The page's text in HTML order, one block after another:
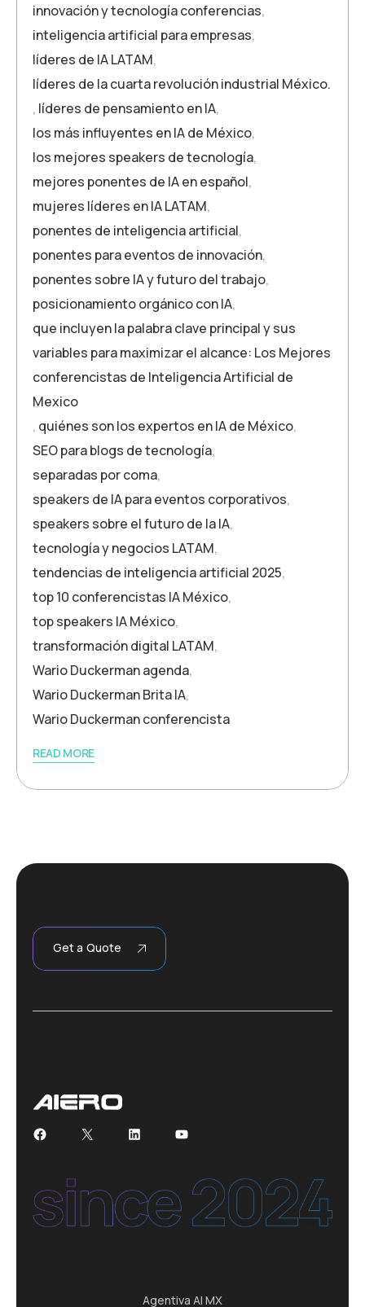
innovación y tecnología conferencias,
inteligencia artificial para empresas,
líderes de IA LATAM,
líderes de la cuarta revolución industrial México.
, líderes de pensamiento en IA,
los más influyentes en IA de México,
los mejores speakers de tecnología,
mejores ponentes de IA en español,
mujeres líderes en IA LATAM,
ponentes de inteligencia artificial,
ponentes para eventos de innovación,
ponentes sobre IA y futuro del trabajo,
posicionamiento orgánico con IA,
que incluyen la palabra clave principal y sus
variables para maximizar el alcance: Los Mejores
conferencistas de Inteligencia Artificial de
Mexico
, quiénes son los expertos en IA de México,
SEO para blogs de tecnología,
separadas por coma,
speakers de IA para eventos corporativos,
speakers sobre el futuro de la IA,
tecnología y negocios LATAM,
tendencias de inteligencia artificial 2025,
top 10 conferencistas IA México,
top speakers IA México,
transformación digital LATAM,
Wario Duckerman agenda,
Wario Duckerman Brita IA,
Wario Duckerman conferencista
READ MORE
Get a Quote
Facebook
X LinkedInYouTube
Agentiva AI MX